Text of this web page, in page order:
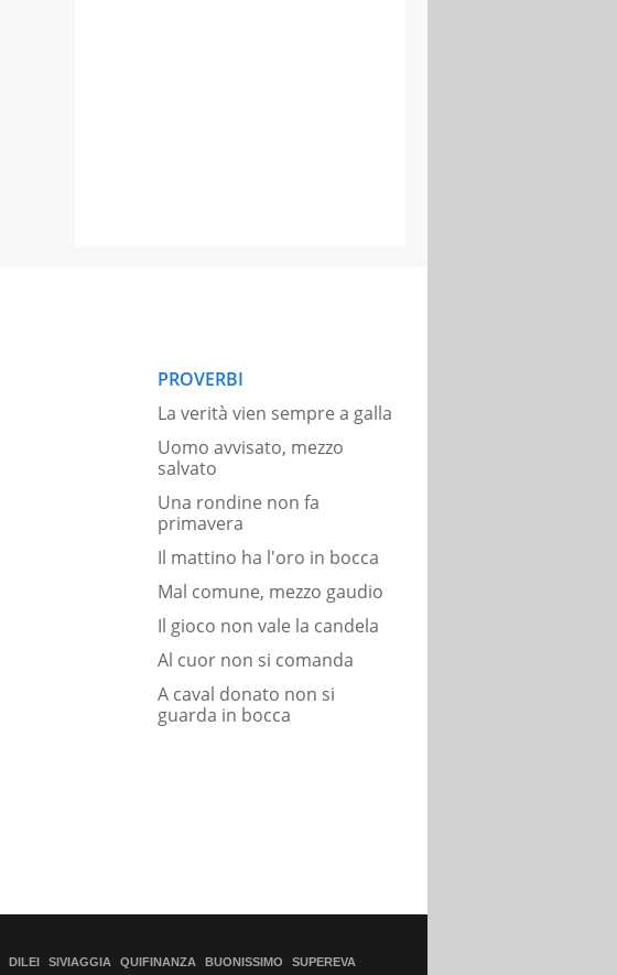
PROVERBI
La verità vien sempre a galla
Uomo avvisato, mezzo
salvato
Una rondine non fa
primavera
Il mattino ha l'oro in bocca
Mal comune, mezzo gaudio
Il gioco non vale la candela
Al cuor non si comanda
A caval donato non si
guarda in bocca
DILEI SIVIAGGIA QUIFINANZA BUONISSIMO SUPEREVA